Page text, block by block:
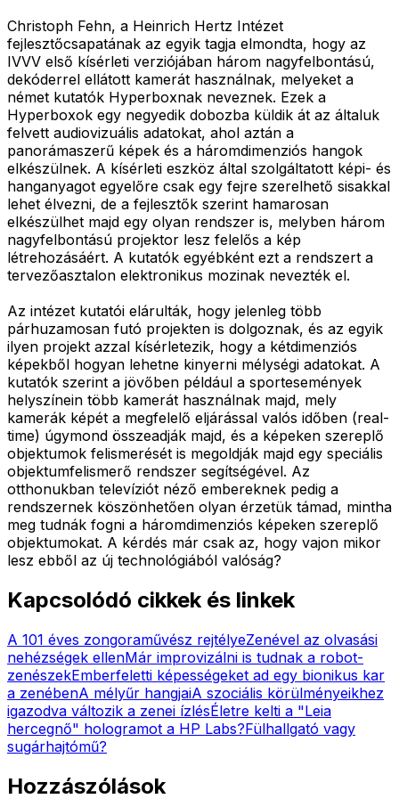
Christoph Fehn, a Heinrich Hertz Intézet
fejlesztőcsapatának az egyik tagja elmondta, hogy az
IVVV első kísérleti verziójában három nagyfelbontású,
dekóderrel ellátott kamerát használnak, melyeket a
német kutatók Hyperboxnak neveznek. Ezek a
Hyperboxok egy negyedik dobozba küldik át az általuk
felvett audiovizuális adatokat, ahol aztán a
panorámaszerű képek és a háromdimenziós hangok
elkészülnek. A kísérleti eszköz által szolgáltatott képi- és
hanganyagot egyelőre csak egy fejre szerelhető sisakkal
lehet élvezni, de a fejlesztők szerint hamarosan
elkészülhet majd egy olyan rendszer is, melyben három
nagyfelbontású projektor lesz felelős a kép
létrehozásáért. A kutatók egyébként ezt a rendszert a
tervezőasztalon elektronikus mozinak nevezték el.
Az intézet kutatói elárulták, hogy jelenleg több
párhuzamosan futó projekten is dolgoznak, és az egyik
ilyen projekt azzal kísérletezik, hogy a kétdimenziós
képekből hogyan lehetne kinyerni mélységi adatokat. A
kutatók szerint a jövőben például a sportesemények
helyszínein több kamerát használnak majd, mely
kamerák képét a megfelelő eljárással valós időben (real-
time) úgymond összeadják majd, és a képeken szereplő
objektumok felismerését is megoldják majd egy speciális
objektumfelismerő rendszer segítségével. Az
otthonukban televíziót néző embereknek pedig a
rendszernek köszönhetően olyan érzetük támad, mintha
meg tudnák fogni a háromdimenziós képeken szereplő
objektumokat. A kérdés már csak az, hogy vajon mikor
lesz ebből az új technológiából valóság?
Kapcsolódó cikkek és linkek
A 101 éves zongoraművész rejtélyeZenével az olvasási
nehézségek ellenMár improvizálni is tudnak a robot-
zenészekEmberfeletti képességeket ad egy bionikus kar
a zenébenA mélyűr hangjaiA szociális körülményeikhez
igazodva változik a zenei ízlésÉletre kelti a "Leia
hercegnő" hologramot a HP Labs?Fülhallgató vagy
sugárhajtómű?
Hozzászólások